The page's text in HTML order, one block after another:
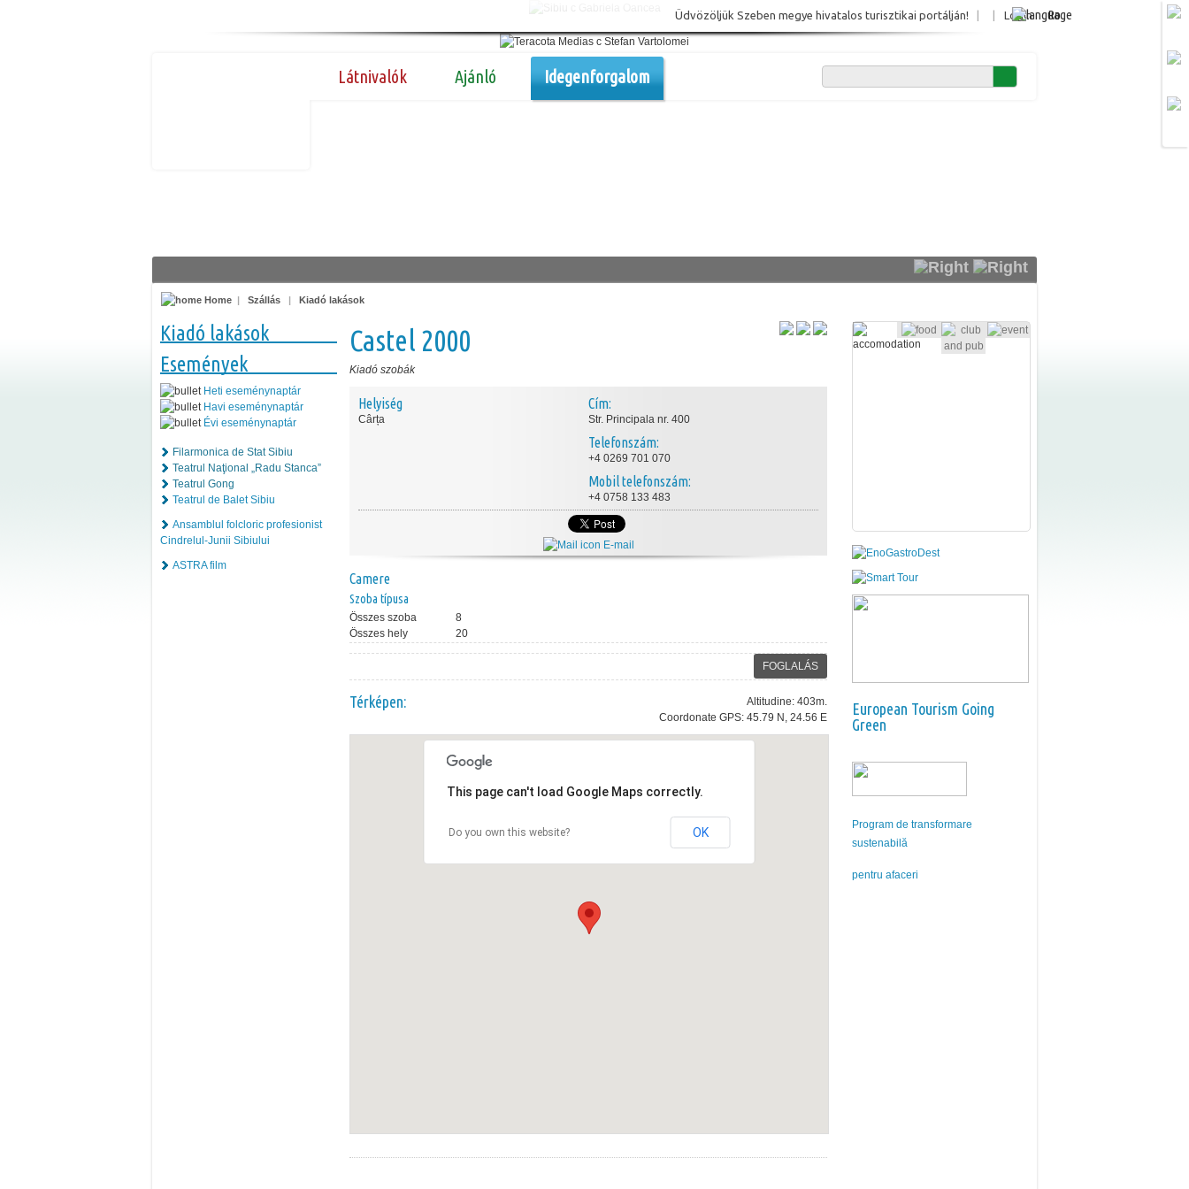
Login Ro
Üdvözöljük Szeben megye hivatalos turisztikai portálján!
Látnivalók Ajánló Idegenforgalom
Home | Szállás | Kiadó lakások
Kiadó lakások
Események
Heti eseménynaptár
Havi eseménynaptár
Évi eseménynaptár
Filarmonica de Stat Sibiu
Teatrul Naţional „Radu Stanca”
Teatrul Gong
Teatrul de Balet Sibiu
Ansamblul folcloric profesionist
Cindrelul-Junii Sibiului
ASTRA film
Castel 2000
Kiadó szobák
Helyiség
Cârța
Cím:
Str. Principala nr. 400
Telefonszám:
+4 0269 701 070
Mobil telefonszám:
+4 0758 133 483
E-mail
Camere
Szoba típusa
Összes szoba
8
Összes hely
20
FOGLALÁS
Altitudine: 403m.
Coordonate GPS: 45.79 N, 24.56 E
Térképen:
This page can't load Google Maps correctly.
Do you own this website? OK
European Tourism Going
Green
Program de transformare
sustenabilă
pentru afaceri